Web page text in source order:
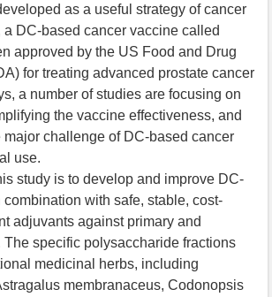
as a useful strategy of cancer
DC-based cancer vaccine called
approved by the US Food and Drug
for treating advanced prostate cancer
a number of studies are focusing on
the vaccine effectiveness, and
major challenge of DC-based cancer
use.
study is to develop and improve DC-
with safe, stable, cost-
adjuvants against primary and
The specific polysaccharide fractions
medicinal herbs, including
membranaceus, Codonopsis